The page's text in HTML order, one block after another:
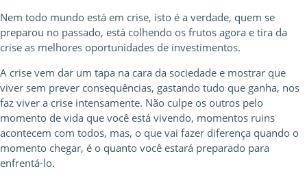
Nem todo mundo está em crise, isto é a verdade, quem se
preparou no passado, está colhendo os frutos agora e tira da
crise as melhores oportunidades de investimentos.
A crise vem dar um tapa na cara da sociedade e mostrar que
viver sem prever consequências, gastando tudo que ganha, nos
faz viver a crise intensamente. Não culpe os outros pelo
momento de vida que você está vivendo, momentos ruins
acontecem com todos, mas, o que vai fazer diferença quando o
momento chegar, é o quanto você estará preparado para
enfrentá-lo.